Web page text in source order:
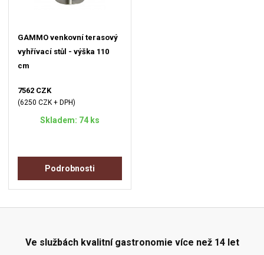
GAMMO venkovní terasový
vyhřívací stůl - výška 110
cm
7562 CZK
(6250 CZK + DPH)
Skladem: 74 ks
Podrobnosti
Ve službách kvalitní gastronomie více než 14 let